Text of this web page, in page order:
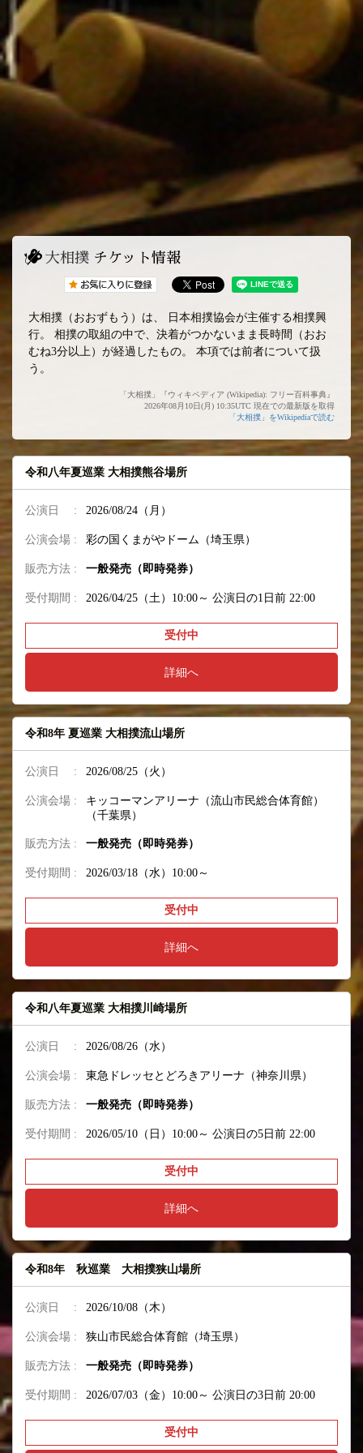
大相撲 チケット情報
大相撲（おおずもう）は、 日本相撲協会が主催する相撲興
行。 相撲の取組の中で、決着がつかないまま長時間（おお
むね3分以上）が経過したもの。 本項では前者について扱
う。
「大相撲」『ウィキペディア (Wikipedia): フリー百科事典』
2026年08月10日(月) 10:35UTC 現在での最新版を取得
「大相撲」をWikipediaで読む
令和八年夏巡業 大相撲熊谷場所
公演日 : 2026/08/24（月）
公演会場 : 彩の国くまがやドーム（埼玉県）
販売方法 : 一般発売（即時発券）
受付期間 : 2026/04/25（土）10:00～ 公演日の1日前 22:00
受付中
詳細へ
令和8年 夏巡業 大相撲流山場所
公演日 : 2026/08/25（火）
公演会場 :
キッコーマンアリーナ（流山市民総合体育館）
（千葉県）
販売方法 : 一般発売（即時発券）
受付期間 : 2026/03/18（水）10:00～
受付中
詳細へ
令和八年夏巡業 大相撲川崎場所
公演日 : 2026/08/26（水）
公演会場 : 東急ドレッセとどろきアリーナ（神奈川県）
販売方法 : 一般発売（即時発券）
受付期間 : 2026/05/10（日）10:00～ 公演日の5日前 22:00
受付中
詳細へ
令和8年 秋巡業 大相撲狭山場所
公演日 : 2026/10/08（木）
公演会場 : 狭山市民総合体育館（埼玉県）
販売方法 : 一般発売（即時発券）
受付期間 : 2026/07/03（金）10:00～ 公演日の3日前 20:00
受付中